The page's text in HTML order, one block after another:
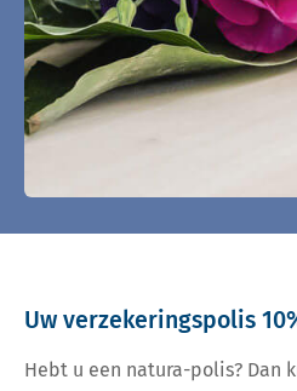
Uw verzekeringspolis
Hebt u een natura-polis? Dan